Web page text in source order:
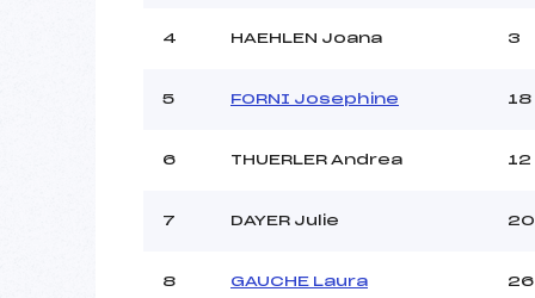
Ouvreurs A :
Ouvreurs C :
Pénalité appliquée :
4 HAEHLEN Joana 3
5 FORNI Josephine 18
6 THUERLER Andrea 12
7 DAYER Julie 20
8 GAUCHE Laura 26